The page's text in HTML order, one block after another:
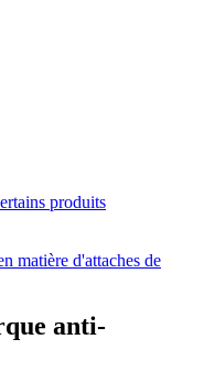
produits
matière d'attaches de
anti-